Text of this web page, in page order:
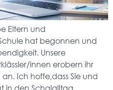
Eltern und
hat begonnen und
Unsere
innen erobern ihr
Ich hoffe,dass Sie und
in den Schalalltag